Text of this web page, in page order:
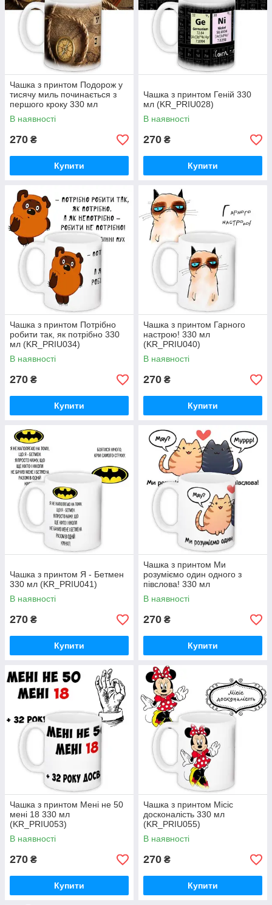
Чашка з принтом Подорож у
тисячу миль починається з
першого кроку 330 мл
(KR_PRIU025)
В наявності
270 ₴
Купити
Чашка з принтом Геній 330
мл (KR_PRIU028)
В наявності
270 ₴
Купити
Чашка з принтом Потрібно
робити так, як потрібно 330
мл (KR_PRIU034)
В наявності
270 ₴
Купити
Чашка з принтом Гарного
настрою! 330 мл
(KR_PRIU040)
В наявності
270 ₴
Купити
Чашка з принтом Я - Бетмен
330 мл (KR_PRIU041)
В наявності
270 ₴
Купити
Чашка з принтом Ми
розуміємо один одного з
півслова! 330 мл
(KR_PRIU046)
В наявності
270 ₴
Купити
Чашка з принтом Мені не 50
мені 18 330 мл
(KR_PRIU053)
В наявності
270 ₴
Купити
Чашка з принтом Місіс
досконалість 330 мл
(KR_PRIU055)
В наявності
270 ₴
Купити